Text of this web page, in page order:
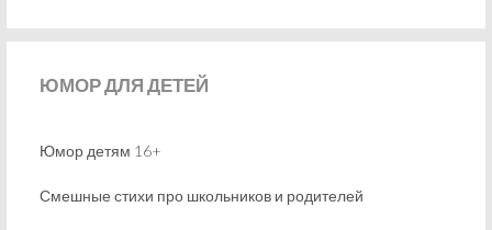
ЮМОРДЛЯ ДЕТЕЙ
Юмор детям 16+
Смешные стихи про школьников и родителей